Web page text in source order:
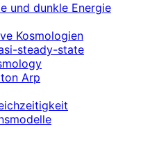
und dunkle Energie
Kosmologien
steady-state
Arp